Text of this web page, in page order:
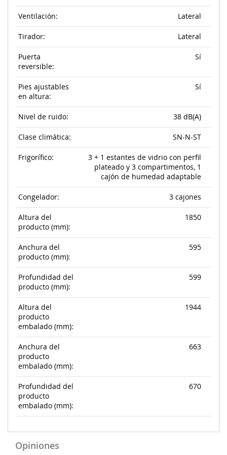
Ventilación: Lateral
Tirador: Lateral
Puerta
reversible:
Sí
Pies ajustables
en altura:
Sí
Nivel de ruido: 38 dB(A)
Clase climática: SN-N-ST
Frigorífico:
3 + 1 estantes de vidrio con perfil
plateado y 3 compartimentos, 1
cajón de humedad adaptable
Congelador: 3 cajones
Altura del
producto (mm):
1850
Anchura del
producto (mm):
595
Profundidad del
producto (mm):
599
Altura del
producto
embalado (mm):
1944
Anchura del
producto
embalado (mm):
663
Profundidad del
producto
embalado (mm):
670
Opiniones